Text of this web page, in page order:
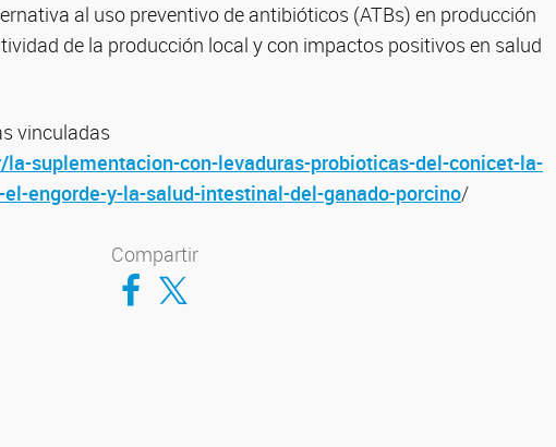
al uso preventivo de antibióticos (ATBs) en producción
de la producción local y con impactos positivos en salud
vinculadas
suplementacion-con-levaduras-probioticas-del-conicet-la-
engorde-y-la-salud-intestinal-del-ganado-porcino/
Compartir
Compartir en Facebook
Compartir en Twitter